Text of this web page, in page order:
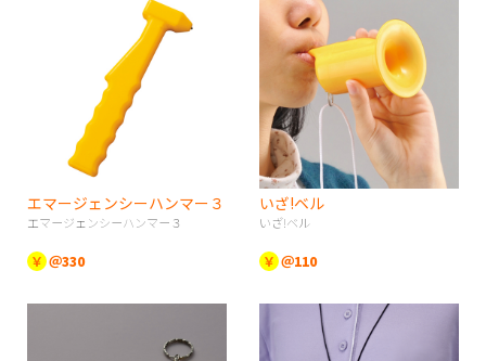
エマージェンシーハンマー３
エマージェンシーハンマー３
￥ ＠330
いざ!ベル
いざ!ベル
￥ ＠110